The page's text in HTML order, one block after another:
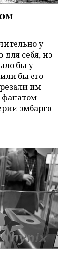
у
для себя, но
бы у
бы его
им
фанатом
эмбарго